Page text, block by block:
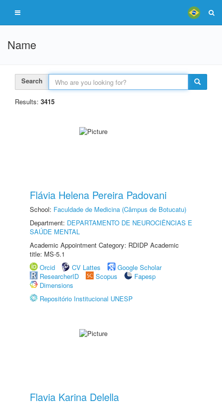
Name
Search
Results: 3415
Flávia Helena Pereira Padovani
School: Faculdade de Medicina (Câmpus de Botucatu)
Department: DEPARTAMENTO DE NEUROCIÊNCIAS E
SAÚDE MENTAL
Academic Appointment Category: RDIDP Academic
title: MS-5.1
Orcid
CV Lattes
Google Scholar
ResearcherID
Scopus
Fapesp
Dimensions
Repositório Institucional UNESP
Flavia Karina Delella